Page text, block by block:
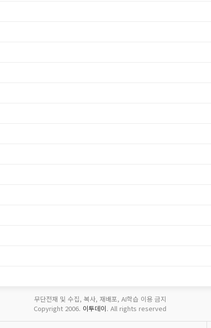
무단전재 및 수집, 복사, 재배포, AI학습 이용 금지
Copyright 2006. 이투데이. All rights reserved